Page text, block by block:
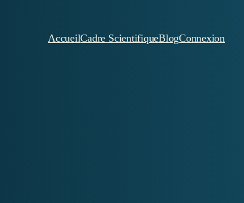
AccueilCadre ScientifiqueBlogConnexion